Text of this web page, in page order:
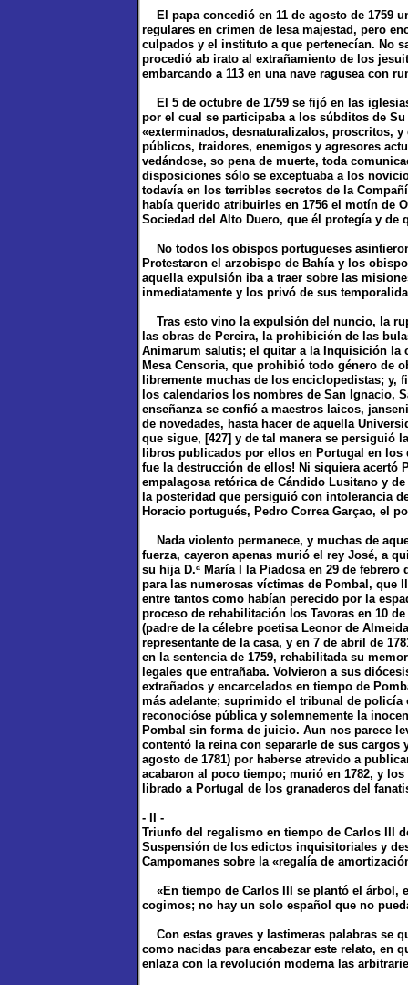
El papa concedió en 11 de agosto de 1759
regulares en crimen de lesa majestad, pero
culpados y el instituto a que pertenecían. No
procedió ab irato al extrañamiento de los
embarcando a 113 en una nave ragusea con
El 5 de octubre de 1759 se fijó en las
por el cual se participaba a los súbditos de
«exterminados, desnaturalizalos, proscritos,
públicos, traidores, enemigos y agresores
vedándose, so pena de muerte, toda
disposiciones sólo se exceptuaba a los
todavía en los terribles secretos de la
había querido atribuirles en 1756 el motín de
Sociedad del Alto Duero, que él protegía y de
No todos los obispos portugueses
Protestaron el arzobispo de Bahía y los
aquella expulsión iba a traer sobre las
inmediatamente y los privó de sus
Tras esto vino la expulsión del nuncio, la
las obras de Pereira, la prohibición de las
Animarum salutis; el quitar a la Inquisición la
Mesa Censoria, que prohibió todo género de
libremente muchas de los enciclopedistas;
los calendarios los nombres de San Ignacio,
enseñanza se confió a maestros laicos,
de novedades, hasta hacer de aquella
que sigue, [427] y de tal manera se persiguió
libros publicados por ellos en Portugal en
fue la destrucción de ellos! Ni siquiera acertó
empalagosa retórica de Cándido Lusitano y
la posteridad que persiguió con intolerancia
Horacio portugués, Pedro Correa Garçao, el
Nada violento permanece, y muchas de
fuerza, cayeron apenas murió el rey José, a
su hija D.ª María I la Piadosa en 29 de
para las numerosas víctimas de Pombal, que
entre tantos como habían perecido por la
proceso de rehabilitación los Tavoras en 10
(padre de la célebre poetisa Leonor de
representante de la casa, y en 7 de abril de
en la sentencia de 1759, rehabilitada su
legales que entrañaba. Volvieron a sus
extrañados y encarcelados en tiempo de
más adelante; suprimido el tribunal de
reconocióse pública y solemnemente la
Pombal sin forma de juicio. Aun nos parece
contentó la reina con separarle de sus cargos
agosto de 1781) por haberse atrevido a
acabaron al poco tiempo; murió en 1782, y
librado a Portugal de los granaderos del
- II -
Triunfo del regalismo en tiempo de Carlos III
Suspensión de los edictos inquisitoriales y
Campomanes sobre la «regalía de
«En tiempo de Carlos III se plantó el árbol,
cogimos; no hay un solo español que no
Con estas graves y lastimeras palabras se
como nacidas para encabezar este relato, en
enlaza con la revolución moderna las